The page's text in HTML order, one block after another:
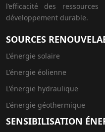
l’efficacité des
développement durable.
SOURCES
L'énergie solaire
L'énergie éolienne
L'énergie hydraulique
L'énergie géothermique
SENSIBILISATION